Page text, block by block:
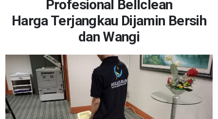
Profesional Bellclean
Harga Terjangkau Dijamin Bersih
dan Wangi